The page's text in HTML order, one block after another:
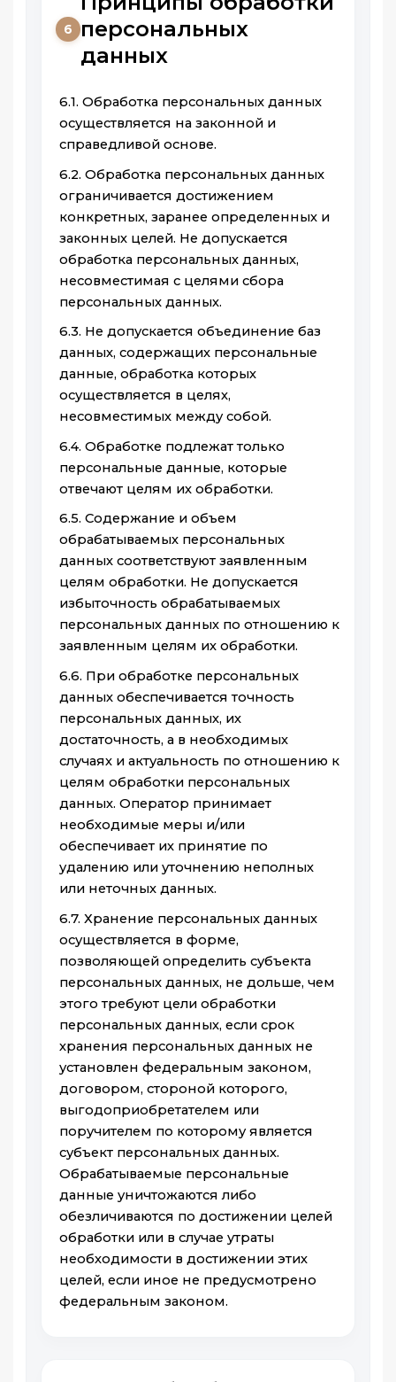
6 персональных
данных
6.1. Обработка персональных данных
осуществляется на законной и
справедливой основе.
6.2. Обработка персональных данных
ограничивается достижением
конкретных, заранее определенных и
законных целей. Не допускается
обработка персональных данных,
несовместимая с целями сбора
персональных данных.
6.3. Не допускается объединение баз
данных, содержащих персональные
данные, обработка которых
осуществляется в целях,
несовместимых между собой.
6.4. Обработке подлежат только
персональные данные, которые
отвечают целям их обработки.
6.5. Содержание и объем
обрабатываемых персональных
данных соответствуют заявленным
целям обработки. Не допускается
избыточность обрабатываемых
персональных данных по отношению к
заявленным целям их обработки.
6.6. При обработке персональных
данных обеспечивается точность
персональных данных, их
достаточность, а в необходимых
случаях и актуальность по отношению к
целям обработки персональных
данных. Оператор принимает
необходимые меры и/или
обеспечивает их принятие по
удалению или уточнению неполных
или неточных данных.
6.7. Хранение персональных данных
осуществляется в форме,
позволяющей определить субъекта
персональных данных, не дольше, чем
этого требуют цели обработки
персональных данных, если срок
хранения персональных данных не
установлен федеральным законом,
договором, стороной которого,
выгодоприобретателем или
поручителем по которому является
субъект персональных данных.
Обрабатываемые персональные
данные уничтожаются либо
обезличиваются по достижении целей
обработки или в случае утраты
необходимости в достижении этих
целей, если иное не предусмотрено
федеральным законом.